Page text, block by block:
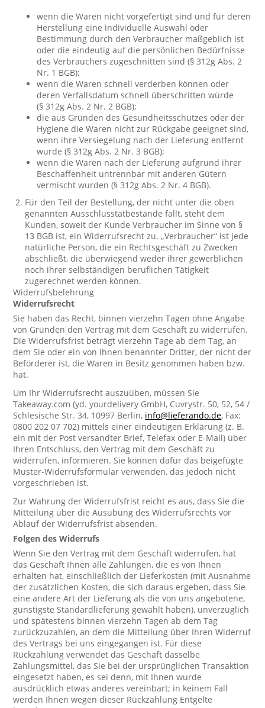
wenn die Waren nicht vorgefertigt sind und für deren
Herstellung eine individuelle Auswahl oder
Bestimmung durch den Verbraucher maßgeblich ist
oder die eindeutig auf die persönlichen Bedürfnisse
des Verbrauchers zugeschnitten sind (§ 312g Abs. 2
Nr. 1 BGB);
wenn die Waren schnell verderben können oder
deren Verfallsdatum schnell überschritten würde
(§ 312g Abs. 2 Nr. 2 BGB);
die aus Gründen des Gesundheitsschutzes oder der
Hygiene die Waren nicht zur Rückgabe geeignet sind,
wenn ihre Versiegelung nach der Lieferung entfernt
wurde (§ 312g Abs. 2 Nr. 3 BGB);
wenn die Waren nach der Lieferung aufgrund ihrer
Beschaffenheit untrennbar mit anderen Gütern
vermischt wurden (§ 312g Abs. 2 Nr. 4 BGB).
Für den Teil der Bestellung, der nicht unter die oben
genannten Ausschlusstatbestände fällt, steht dem
Kunden, soweit der Kunde Verbraucher im Sinne von §
13 BGB ist, ein Widerrufsrecht zu. „Verbraucher“ ist jede
natürliche Person, die ein Rechtsgeschäft zu Zwecken
abschließt, die überwiegend weder ihrer gewerblichen
noch ihrer selbständigen beruflichen Tätigkeit
zugerechnet werden können.
Widerrufsbelehrung
Widerrufsrecht
Sie haben das Recht, binnen vierzehn Tagen ohne Angabe
von Gründen den Vertrag mit dem Geschäft zu widerrufen.
Die Widerrufsfrist beträgt vierzehn Tage ab dem Tag, an
dem Sie oder ein von Ihnen benannter Dritter, der nicht der
Beförderer ist, die Waren in Besitz genommen haben bzw.
hat.
Um Ihr Widerrufsrecht auszuüben, müssen Sie
Takeaway.com (yd. yourdelivery GmbH, Cuvrystr. 50, 52, 54 /
Schlesische Str. 34, 10997 Berlin, info@lieferando.de, Fax:
0800 202 07 702) mittels einer eindeutigen Erklärung (z. B.
ein mit der Post versandter Brief, Telefax oder E-Mail) über
Ihren Entschluss, den Vertrag mit dem Geschäft zu
widerrufen, informieren. Sie können dafür das beigefügte
Muster-Widerrufsformular verwenden, das jedoch nicht
vorgeschrieben ist.
Zur Wahrung der Widerrufsfrist reicht es aus, dass Sie die
Mitteilung über die Ausübung des Widerrufsrechts vor
Ablauf der Widerrufsfrist absenden.
Folgen des Widerrufs
Wenn Sie den Vertrag mit dem Geschäft widerrufen, hat
das Geschäft Ihnen alle Zahlungen, die es von Ihnen
erhalten hat, einschließlich der Lieferkosten (mit Ausnahme
der zusätzlichen Kosten, die sich daraus ergeben, dass Sie
eine andere Art der Lieferung als die von uns angebotene,
günstigste Standardlieferung gewählt haben), unverzüglich
und spätestens binnen vierzehn Tagen ab dem Tag
zurückzuzahlen, an dem die Mitteilung über Ihren Widerruf
des Vertrags bei uns eingegangen ist. Für diese
Rückzahlung verwendet das Geschäft dasselbe
Zahlungsmittel, das Sie bei der ursprünglichen Transaktion
eingesetzt haben, es sei denn, mit Ihnen wurde
ausdrücklich etwas anderes vereinbart; in keinem Fall
werden Ihnen wegen dieser Rückzahlung Entgelte